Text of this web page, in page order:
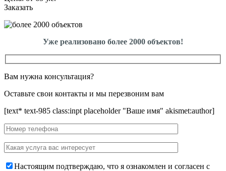
Заказать
Уже реализовано более 2000 объектов!
Вам нужна консультация?
Оставьте свои контакты и мы перезвоним вам
[text* text-985 class:inpt placeholder "Ваше имя" akismet:author]
Настоящим подтверждаю, что я ознакомлен и согласен с